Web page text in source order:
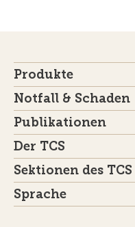
Produkte
Notfall & Schaden
Publikationen
Der TCS
Sektionen des TCS
Sprache